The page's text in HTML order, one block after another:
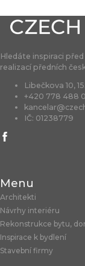
Hledáte inspiraci
realizací předních
Libečkova 10,
+420 778 488
IČ: 01238779
Menu
Architekti
Návrhy interiéru
Rekonstrukce bytu,
Inspirace k bydlení
Stavební firmy